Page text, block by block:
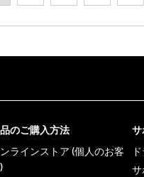
のご購入方法
ラインストア (個人のお客
サ
サ